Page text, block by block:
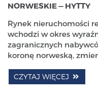
NORWESKIE — HYTTY
Rynek nieruchomości
wchodzi w okres
zagranicznych
koronę norweską,
CZYTAJ WIĘCEJ